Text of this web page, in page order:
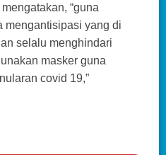
“guna
mengantisipasi yang di
selalu menghindari
masker guna
covid 19,”